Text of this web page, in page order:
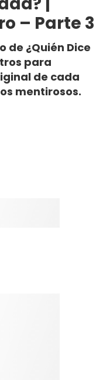
– Parte 3
de ¿Quién Dice
para
de cada
mentirosos.